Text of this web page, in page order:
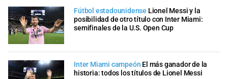
Fútbol estadounidense Lionel Messi y la
posibilidad de otro título con Inter Miami:
semifinales de la U.S. Open Cup
Inter Miami campeón El más ganador de la
historia: todos los títulos de Lionel Messi